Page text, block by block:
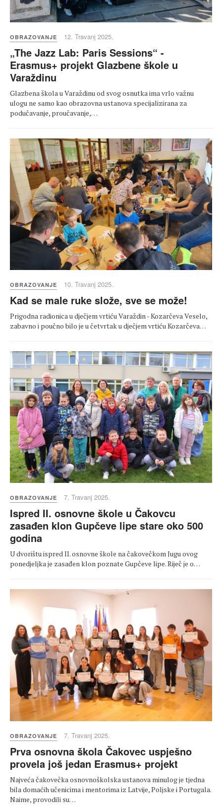
OBRAZOVANJE 12. Travanj 2025.
„The Jazz Lab: Paris Sessions“ -
Erasmus+ projekt Glazbene škole u
Varaždinu
Glazbena škola u Varaždinu od svog osnutka ima vrlo važnu
ulogu ne samo kao obrazovna ustanova specijalizirana za
podučavanje, proučavanje,…
OBRAZOVANJE 10. Travanj 2025.
Kad se male ruke slože, sve se može!
Prigodna radionica u dječjem vrtiću Varaždin - Kozarčeva Veselo,
zabavno i poučno bilo je u četvrtak u dječjem vrtiću Kozarčeva…
OBRAZOVANJE 7. Travanj 2025.
Ispred II. osnovne škole u Čakovcu
zasađen klon Gupčeve lipe stare oko 500
godina
U dvorištu ispred II. osnovne škole na čakovečkom Jugu ovog
ponedjeljka je zasađen klon poznate Gupčeve lipe. Riječ je o…
OBRAZOVANJE 7. Travanj 2025.
Prva osnovna škola Čakovec uspješno
provela još jedan Erasmus+ projekt
Najveća čakovečka osnovnoškolska ustanova minulog je tjedna
bila domaćih učenicima i mentorima iz Latvije, Poljske i Portugala.
Naime, provodili su…